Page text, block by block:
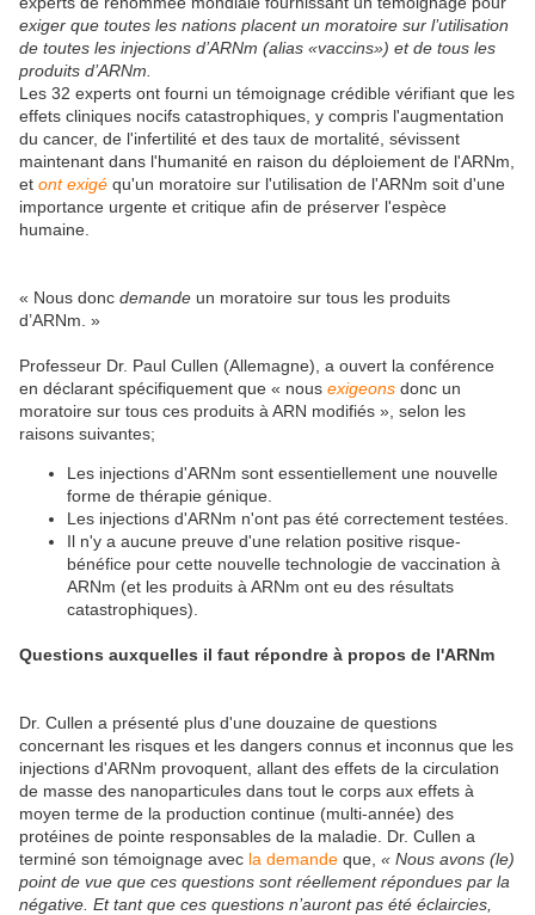
exiger que toutes les nations placent un moratoire sur l’utilisation
de toutes les injections d’ARNm (alias «vaccins») et de tous les
produits d’ARNm.
Les 32 experts ont fourni un témoignage crédible vérifiant que les
effets cliniques nocifs catastrophiques, y compris l'augmentation
du cancer, de l'infertilité et des taux de mortalité, sévissent
maintenant dans l'humanité en raison du déploiement de l'ARNm,
et ont exigé qu'un moratoire sur l'utilisation de l'ARNm soit d'une
importance urgente et critique afin de préserver l'espèce
humaine.
« Nous donc demande un moratoire sur tous les produits
d’ARNm. »
Professeur Dr. Paul Cullen (Allemagne), a ouvert la conférence
en déclarant spécifiquement que « nous exigeons donc un
moratoire sur tous ces produits à ARN modifiés », selon les
raisons suivantes;
Les injections d'ARNm sont essentiellement une nouvelle
forme de thérapie génique.
Les injections d'ARNm n'ont pas été correctement testées.
Il n'y a aucune preuve d'une relation positive risque-
bénéfice pour cette nouvelle technologie de vaccination à
ARNm (et les produits à ARNm ont eu des résultats
catastrophiques).
Questions auxquelles il faut répondre à propos de l'ARNm
Dr. Cullen a présenté plus d'une douzaine de questions
concernant les risques et les dangers connus et inconnus que les
injections d'ARNm provoquent, allant des effets de la circulation
de masse des nanoparticules dans tout le corps aux effets à
moyen terme de la production continue (multi-année) des
protéines de pointe responsables de la maladie. Dr. Cullen a
terminé son témoignage avec la demande que, « Nous avons (le)
point de vue que ces questions sont réellement répondues par la
négative. Et tant que ces questions n’auront pas été éclaircies,